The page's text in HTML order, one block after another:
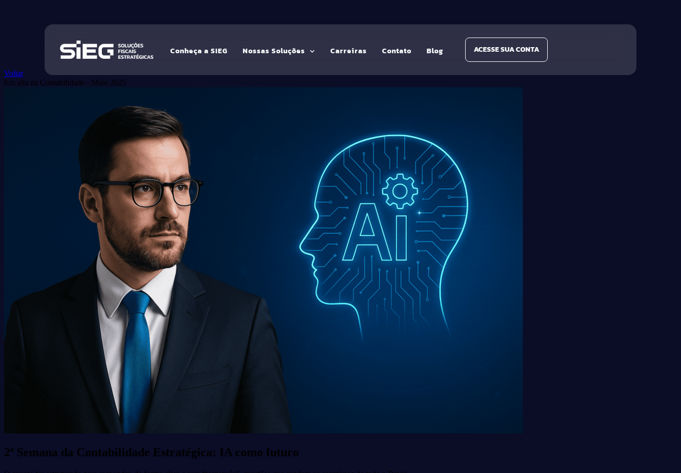
Conheça a SIEG Nossas Soluções Carreiras Contato Blog ACESSE SUA CONTA
Voltar
Em alta na Contabilidade · Maio 2025
2ª Semana da Contabilidade Estratégica: IA como futuro